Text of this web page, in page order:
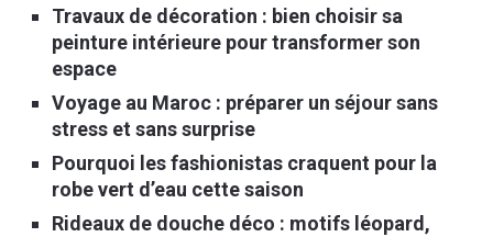
Travaux de décoration : bien choisir sa
peinture intérieure pour transformer son
espace
Voyage au Maroc : préparer un séjour sans
stress et sans surprise
Pourquoi les fashionistas craquent pour la
robe vert d’eau cette saison
Rideaux de douche déco : motifs léopard,